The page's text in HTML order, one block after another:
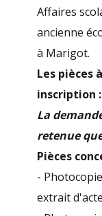
Affaires
ancienne
à Marigot.
Les pièces
inscription :
La
retenue
Pièces
-
extrait